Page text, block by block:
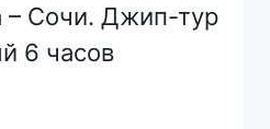
– Сочи. Джип-тур
6 часов